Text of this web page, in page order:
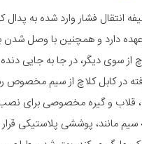
انتقال فشار وارد شده به
دارد و همچنین با وصل شدن
از سوی دیگر، در جا به جایی دنده
در کابل کلاچ از سیم مخصوص
قلاب و گیره مخصوصی برای
مانند، پوششی پلاستیکی قرار